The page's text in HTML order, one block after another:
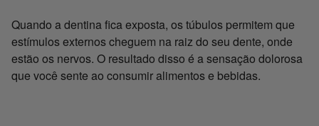
Quando a dentina fica exposta, os túbulos permitem que
estímulos externos cheguem na raiz do seu dente, onde
estão os nervos. O resultado disso é a sensação dolorosa
que você sente ao consumir alimentos e bebidas.